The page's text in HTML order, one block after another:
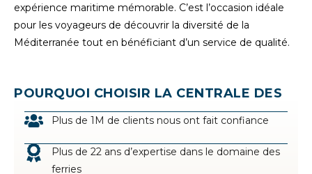
expérience maritime mémorable. C’est l’occasion idéale
pour les voyageurs de découvrir la diversité de la
Méditerranée tout en bénéficiant d’un service de qualité.
POURQUOI CHOISIR LA CENTRALE DES
Plus de 1M de clients nous ont fait confiance
Plus de 22 ans d’expertise dans le domaine des
ferries